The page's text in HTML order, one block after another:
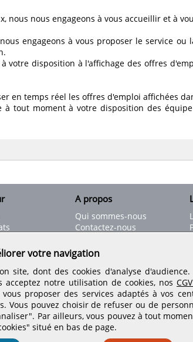
nous nous engageons à vous accueillir et à
engageons à vous proposer le service ou
votre disposition à l'affichage des offres
en temps réel les offres d'emploi affichées
à tout moment à votre disposition des
de stage
A propos
Qui sommes-nous
Contactez-nous
Informations légales
Conditions générales
Rejoignez nos équipes
nous sur les réseaux sociaux
votre navigation
site, dont des cookies d'analyse
notre utilisation de cookies, nos
vous proposer des services adaptés à vos
Vous pouvez choisir de refuser ou de
Par ailleurs, vous pouvez à tout
situé en bas de page.